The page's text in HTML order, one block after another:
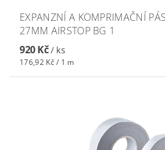
EXPANZNÍ A KOMPRIMAČNÍ
27MM AIRSTOP BG 1
920 Kč/ ks
176,92 Kč / 1 m